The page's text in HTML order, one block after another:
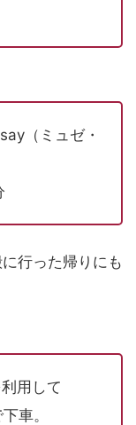
（ミュゼ・
行った帰りにも
用して
車。